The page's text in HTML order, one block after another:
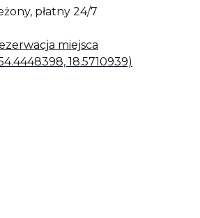
płatny 24/7
miejsca
18.5710939)